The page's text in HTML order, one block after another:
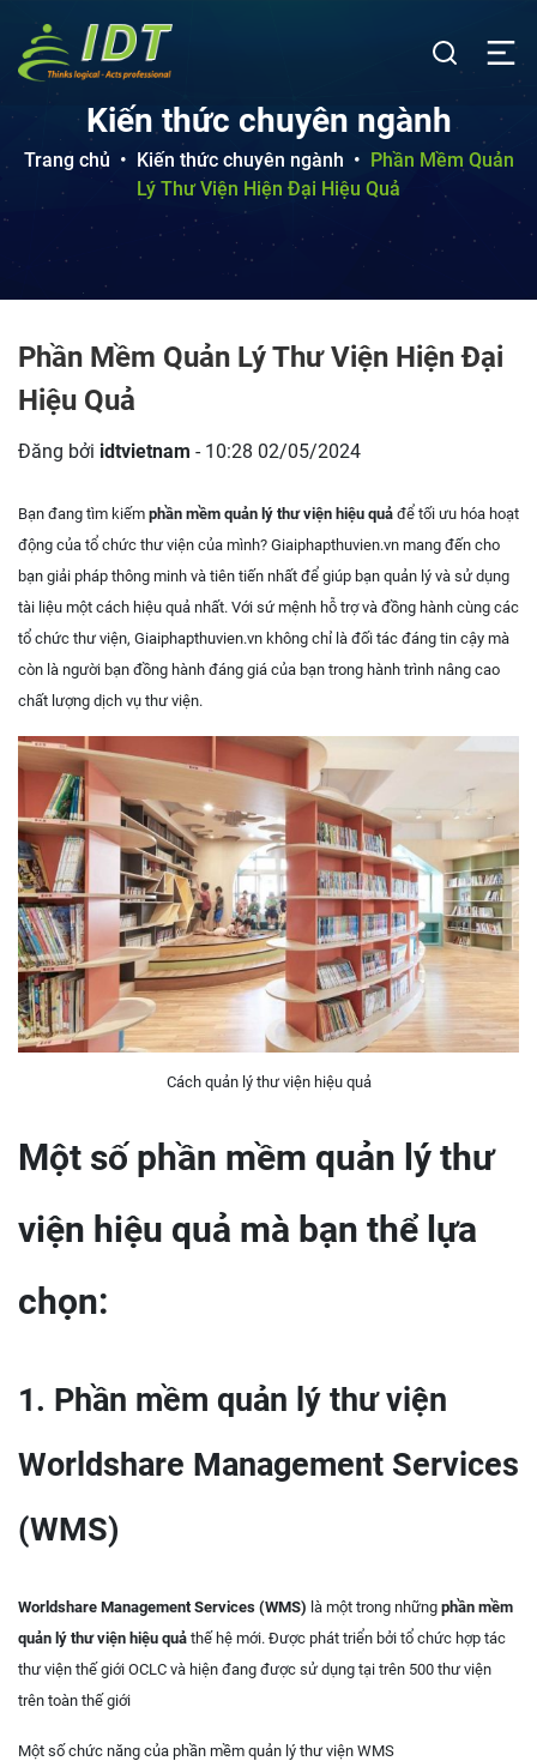
Kiến thức chuyên ngành
Trang chủ • Kiến thức chuyên ngành • Phần Mềm Quản
Lý Thư Viện Hiện Đại Hiệu Quả
Phần Mềm Quản Lý Thư Viện Hiện Đại
Hiệu Quả
Đăng bởi idtvietnam - 10:28 02/05/2024
Bạn đang tìm kiếm phần mềm quản lý thư viện hiệu quả để tối ưu hóa hoạt
động của tổ chức thư viện của mình? Giaiphapthuvien.vn mang đến cho
bạn giải pháp thông minh và tiên tiến nhất để giúp bạn quản lý và sử dụng
tài liệu một cách hiệu quả nhất. Với sứ mệnh hỗ trợ và đồng hành cùng các
tổ chức thư viện, Giaiphapthuvien.vn không chỉ là đối tác đáng tin cậy mà
còn là người bạn đồng hành đáng giá của bạn trong hành trình nâng cao
chất lượng dịch vụ thư viện.
Cách quản lý thư viện hiệu quả
Một số phần mềm quản lý thư
viện hiệu quả mà bạn thể lựa
chọn:
1. Phần mềm quản lý thư viện
Worldshare Management Services
(WMS)
Worldshare Management Services (WMS) là một trong những phần mềm
quản lý thư viện hiệu quả thế hệ mới. Được phát triển bởi tổ chức hợp tác
thư viện thế giới OCLC và hiện đang được sử dụng tại trên 500 thư viện
trên toàn thế giới
Một số chức năng của phần mềm quản lý thư viện WMS